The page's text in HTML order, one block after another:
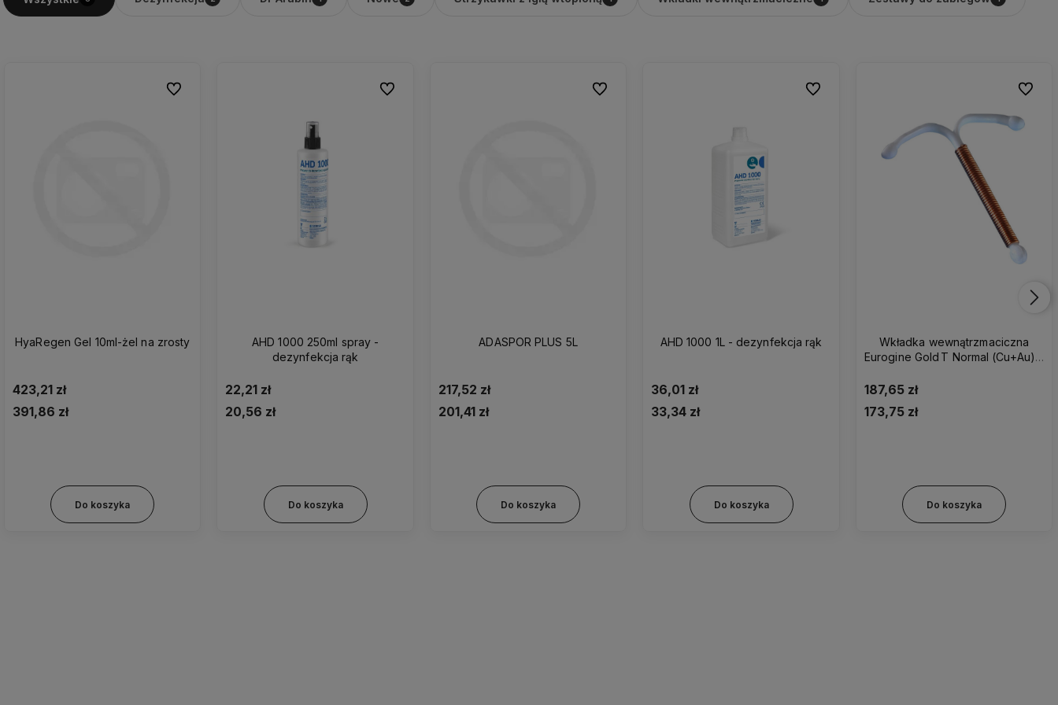
HyaRegen Gel 10ml-żel na zrosty
423,21 zł
391,86 zł
Do koszyka
Do ulubionych
AHD 1000 250ml spray -
dezynfekcja rąk
22,21 zł
20,56 zł
Do koszyka
Do ulubionych
ADASPOR PLUS 5L
217,52 zł
201,41 zł
Do koszyka
Do ulubionych
AHD 1000 1L - dezynfekcja rąk
36,01 zł
33,34 zł
Do koszyka
Do ulubionych
Wkładka wewnątrzmaciczna
Eurogine Gold T Normal (Cu+Au) –
187,65 zł
173,75 zł
Do koszyka
Do